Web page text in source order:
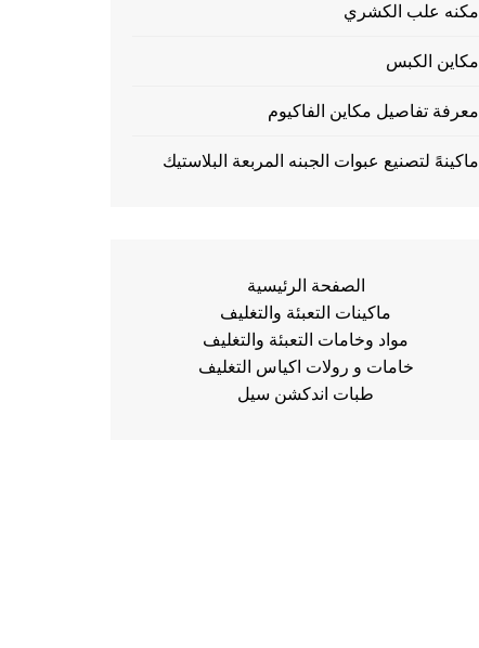
مكنه علب الكشري
مكاين الكبس
معرفة تفاصيل مكاين الفاكيوم
ماكينهً لتصنيع عبوات الجبنه المربعة البلاستيك
الصفحة الرئيسية
ماكينات التعبئة والتغليف
مواد وخامات التعبئة والتغليف
خامات و رولات اكياس التغليف
طبات اندكشن سيل